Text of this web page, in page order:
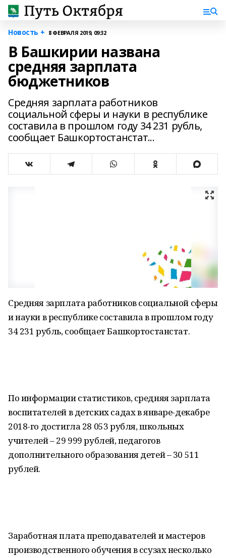
Новость + 8 ФЕВРАЛЯ 2019, 09:32
В Башкирии названа
средняя зарплата
бюджетников
Средняя зарплата работников
социальной сферы и науки в республике
составила в прошлом году 34 231 рубль,
сообщает Башкортостанстат...
Средняя зарплата работников социальной сферы
и науки в республике составила в прошлом году
34 231 рубль, сообщает Башкортостанстат.
По информации статистиков, средняя зарплата
воспитателей в детских садах в январе-декабре
2018-го достигла 28 053 рубля, школьных
учителей – 29 999 рублей, педагогов
дополнительного образования детей – 30 511
рублей.
Заработная плата преподавателей и мастеров
производственного обучения в ссузах несколько